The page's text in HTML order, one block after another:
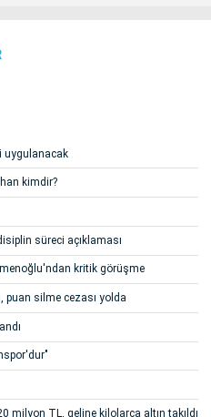
uygulanacak
kimdir?
süreci açıklaması
kritik görüşme
puan silme cezası yolda
milyon TL, geline kilolarca altın takıldı